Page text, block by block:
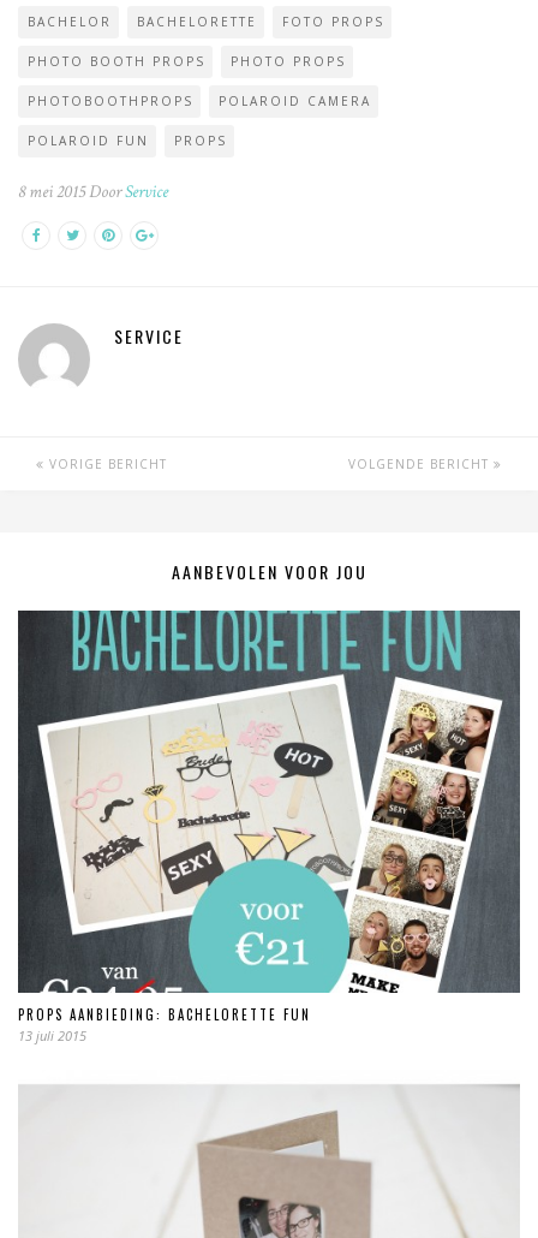
BACHELOR BACHELORETTE FOTO PROPS
PHOTO BOOTH PROPS PHOTO PROPS
PHOTOBOOTHPROPS POLAROID CAMERA
POLAROID FUN PROPS
8 mei 2015 DoorService
SERVICE
VORIGE BERICHT VOLGENDE BERICHT
AANBEVOLEN VOOR JOU
PROPS AANBIEDING: BACHELORETTE FUN
13 juli 2015